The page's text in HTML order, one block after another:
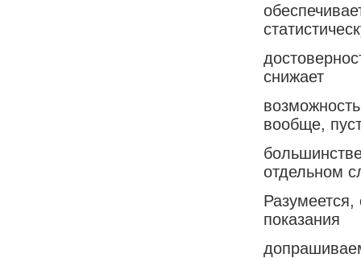
снижает
вообще,
отдельном
показания